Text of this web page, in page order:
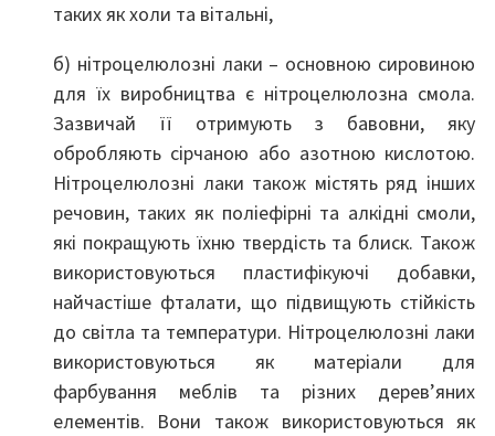
таких як холи та вітальні,
б) нітроцелюлозні лаки – основною сировиною
для їх виробництва є нітроцелюлозна смола.
Зазвичай її отримують з бавовни, яку
обробляють сірчаною або азотною кислотою.
Нітроцелюлозні лаки також містять ряд інших
речовин, таких як поліефірні та алкідні смоли,
які покращують їхню твердість та блиск. Також
використовуються пластифікуючі добавки,
найчастіше фталати, що підвищують стійкість
до світла та температури. Нітроцелюлозні лаки
використовуються як матеріали для
фарбування меблів та різних дерев’яних
елементів. Вони також використовуються як